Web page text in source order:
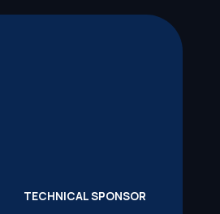
TECHNICAL SPONSOR